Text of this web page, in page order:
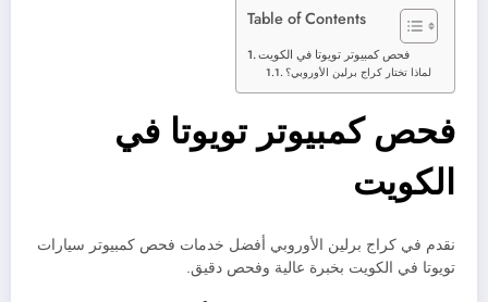
Table of Contents
فحص كمبيوتر تويوتا في الكويت
لماذا تختار كراج برلين الأوروبي؟
فحص كمبيوتر تويوتا في
الكويت
نقدم في كراج برلين الأوروبي أفضل خدمات فحص كمبيوتر سيارات
تويوتا في الكويت بخبرة عالية وفحص دقيق.